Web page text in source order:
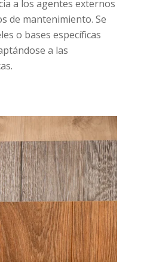
a los agentes externos
de mantenimiento. Se
o bases específicas
a las